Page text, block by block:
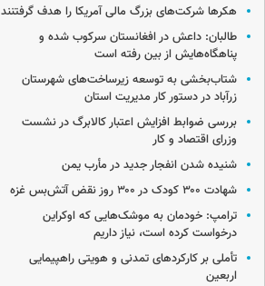
هکرها شرکت‌های بزرگ مالی آمریکا را هدف گرفتنند
طالبان: داعش در افغانستان سرکوب شده و
پناهگاه‌هایش از بین رفته است
شتاب‌بخشی به توسعه زیرساخت‌های شهرستان
زرآباد در دستور کار مدیریت استان
بررسی ضوابط افزایش اعتبار کالابرگ در نشست
وزرای اقتصاد و کار
شنیده شدن انفجار جدید در مأرب یمن
شهادت ۳۰۰ کودک در ۳۰۰ روز نقض آتش‌بس غزه
ترامپ: خودمان به موشک‌هایی که اوکراین
درخواست کرده است، نیاز داریم
تأملی بر کارکردهای تمدنی و هویتی راهپیمایی
اربعین